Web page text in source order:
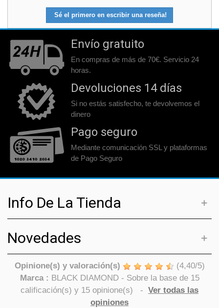
Sé el primero en escribir una reseña!
Envío gratuito
En compras de más de 70€. Servicio 24
horas.
Devoluciones 14 días
Si no estás satisfecho, te devolvemos el
dinero
Pago seguro
Mediante comunicación SSL y plataformas
de Pago Seguro
Info De La Tienda
Novedades
Opinione(s) y valoración(s) (4,40/5)
Marca : BLACK DIAMOND- Sobre la base de 15
calificación(s) y 15 opinione(s) - Ver todas las
opiniones